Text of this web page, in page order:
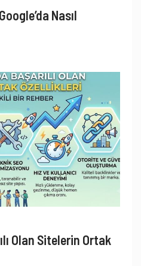
Nasıl
Olan Sitelerin Ortak